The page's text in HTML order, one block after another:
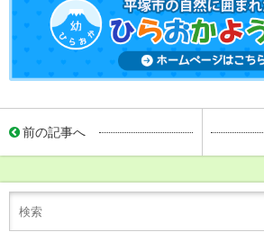
前の記事へ